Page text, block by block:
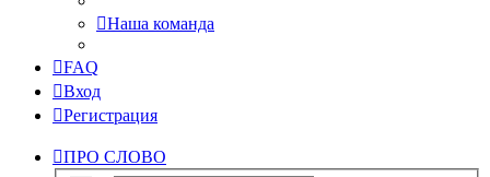
Наша команда
FAQ
Вход
Регистрация
ПРО СЛОВО